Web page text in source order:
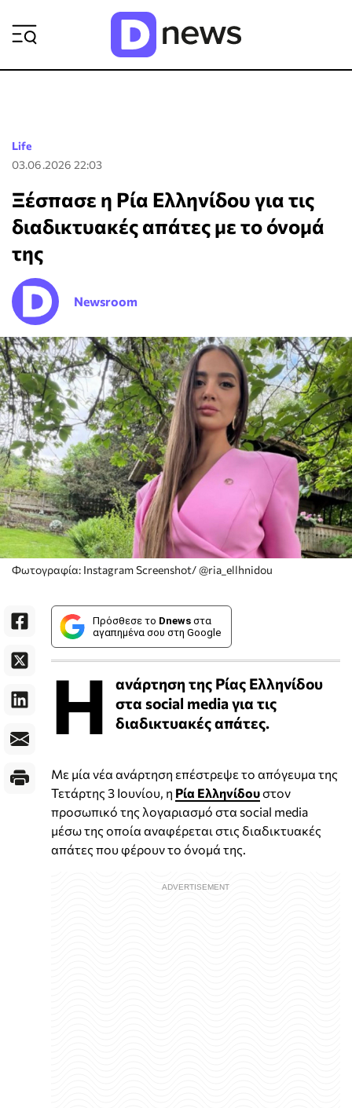
Life
03.06.2026 22:03
Ξέσπασε η Ρία Ελληνίδου για τις
διαδικτυακές απάτες με το όνομά
της
Newsroom
Φωτογραφία: Instagram Screenshot/ @ria_ellhnidou
Πρόσθεσε το Dnews στα
αγαπημένα σου στη Google
Η
ανάρτηση της Ρίας Ελληνίδου
στα social media για τις
διαδικτυακές απάτες.
Με μία νέα ανάρτηση επέστρεψε το απόγευμα της
Τετάρτης 3 Ιουνίου, η Ρία Ελληνίδουστον
προσωπικό της λογαριασμό στα social media
μέσω της οποία αναφέρεται στις διαδικτυακές
απάτες που φέρουν το όνομά της.